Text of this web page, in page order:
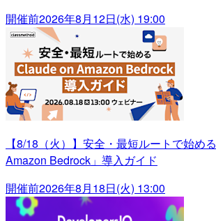
開催前2026年8月12日(水) 19:00
【8/18（火）】安全・最短ルートで始め
Amazon Bedrock」導入ガイド
開催前2026年8月18日(火) 13:00